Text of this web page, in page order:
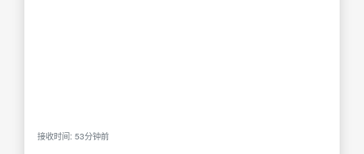
接收时间: 53分钟前